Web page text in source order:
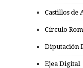
Castillos de
Círculo
Diputación
Ejea Digital